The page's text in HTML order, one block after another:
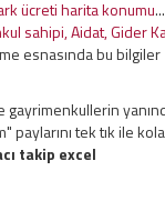
ücreti harita konumu...
sahipi, Aidat, Gider
esnasında bu bilgiler
paylarını tek tık ile
takip excel